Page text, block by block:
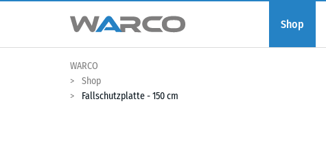
Shop
WARCO
Shop
Fallschutzplatte - 150 cm